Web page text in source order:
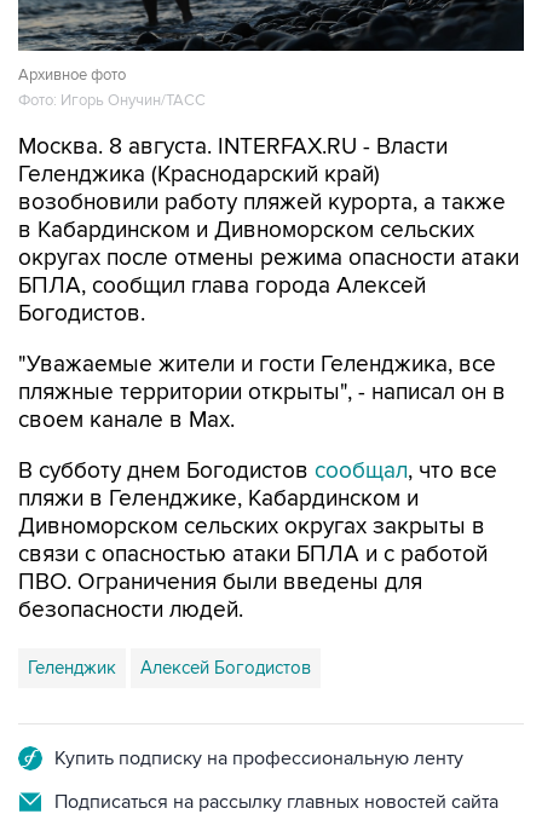
Архивное фото
Фото: Игорь Онучин/ТАСС
Москва. 8 августа. INTERFAX.RU - Власти
Геленджика (Краснодарский край)
возобновили работу пляжей курорта, а также
в Кабардинском и Дивноморском сельских
округах после отмены режима опасности атаки
БПЛА, сообщил глава города Алексей
Богодистов.
"Уважаемые жители и гости Геленджика, все
пляжные территории открыты", - написал он в
своем канале в Max.
В субботу днем Богодистов сообщал, что все
пляжи в Геленджике, Кабардинском и
Дивноморском сельских округах закрыты в
связи с опасностью атаки БПЛА и с работой
ПВО. Ограничения были введены для
безопасности людей.
Геленджик Алексей Богодистов
Купить подписку на профессиональную ленту
Подписаться на рассылку главных новостей сайта